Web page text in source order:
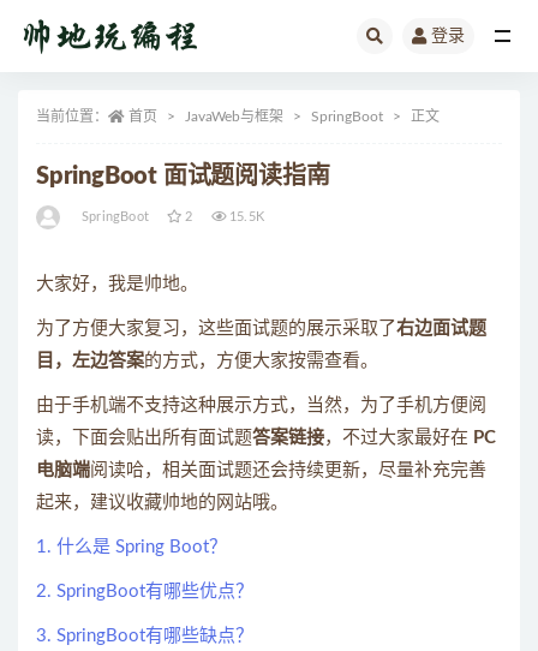
登录
当前位置： 首页 JavaWeb与框架 SpringBoot 正文
SpringBoot 面试题阅读指南
SpringBoot 2 15.5K
大家好，我是帅地。
为了方便大家复习，这些面试题的展示采取了 右边面试题
目，左边答案的方式，方便大家按需查看。
由于手机端不支持这种展示方式，当然，为了手机方便阅
读，下面会贴出所有面试题答案链接，不过大家最好在 PC
电脑端阅读哈，相关面试题还会持续更新，尽量补充完善
起来，建议收藏帅地的网站哦。
1. 什么是 Spring Boot？
2. SpringBoot有哪些优点？
3. SpringBoot有哪些缺点？